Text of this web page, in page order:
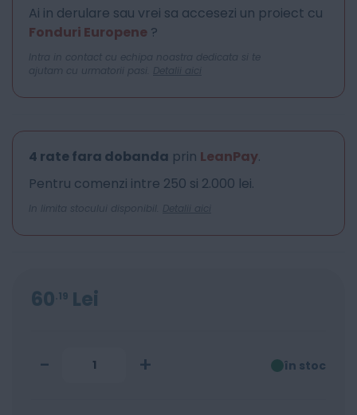
Ai in derulare sau vrei sa accesezi un proiect cu
Fonduri Europene ?
Intra in contact cu echipa noastra dedicata si te
ajutam cu urmatorii pasi. Detalii aici
4 rate fara dobanda prin LeanPay.
Pentru comenzi intre 250 si 2.000 lei.
In limita stocului disponibil. Detalii aici
60 19 Lei
- + în stoc